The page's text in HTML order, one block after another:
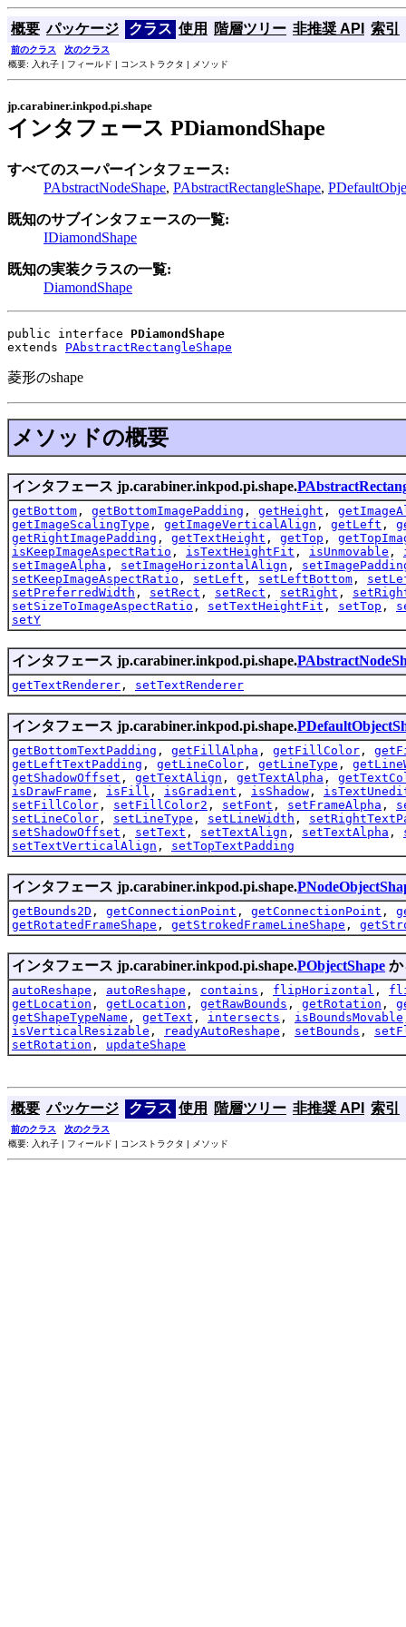
概要 パッケージ クラス 使用 階層ツリー 非推奨 API 索引
前のクラス
次のクラス
概要: 入れ子 | フィールド | コンストラクタ | メソッド
jp.carabiner.inkpod.pi.shape
インタフェース PDiamondShape
すべてのスーパーインタフェース:
PAbstractNodeShape, PAbstractRectangleShape,
既知のサブインタフェースの一覧:
IDiamondShape
既知の実装クラスの一覧:
DiamondShape
public interface PDiamondShape
extends PAbstractRectangleShape
菱形のshape
メソッドの概要
インタフェース jp.carabiner.inkpod.pi.shape.
getBottom , getBottomImagePadding , getHeight ,
getImageScalingType , getImageVerticalAlign , getLeft ,
getRightImagePadding , getTextHeight , getTop ,
isKeepImageAspectRatio , isTextHeightFit , isUnmovable ,
setImageAlpha , setImageHorizontalAlign ,
setKeepImageAspectRatio , setLeft , setLeftBottom ,
setPreferredWidth , setRect , setRect , setRight ,
setSizeToImageAspectRatio , setTextHeightFit , setTop ,
setY
インタフェース jp.carabiner.inkpod.pi.shape.
getTextRenderer , setTextRenderer
インタフェース jp.carabiner.inkpod.pi.shape.
getBottomTextPadding , getFillAlpha , getFillColor ,
getLeftTextPadding , getLineColor , getLineType ,
getShadowOffset , getTextAlign , getTextAlpha ,
isDrawFrame , isFill , isGradient , isShadow ,
setFillColor , setFillColor2 , setFont , setFrameAlpha ,
setLineColor , setLineType , setLineWidth ,
setShadowOffset , setText , setTextAlign , setTextAlpha ,
setTextVerticalAlign , setTopTextPadding
インタフェース jp.carabiner.inkpod.pi.shape.
getBounds2D , getConnectionPoint , getConnectionPoint ,
getRotatedFrameShape , getStrokedFrameLineShape ,
インタフェース jp.carabiner.inkpod.pi.shape.PObjectShape か
autoReshape , autoReshape , contains , flipHorizontal ,
getLocation , getLocation , getRawBounds , getRotation ,
getShapeTypeName , getText , intersects , isBoundsMovable
isVerticalResizable , readyAutoReshape , setBounds ,
setRotation , updateShape
概要 パッケージ クラス 使用 階層ツリー 非推奨 API 索引
前のクラス
次のクラス
概要: 入れ子 | フィールド | コンストラクタ | メソッド